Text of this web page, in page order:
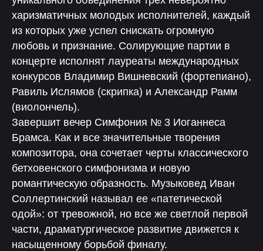
харизматичных молодых исполнителей, каждый
из которых уже успел снискать огромную
любовь и признание. Солирующие партии в
концерте исполнят лауреаты международных
конкурсов Владимир Вишневский (фортепиано),
Равиль Ислямов (скрипка) и Александр Рамм
(виолончель).
Завершит вечер Симфония № 3 Иоганнеса
Брамса. Как и все значительные творения
композитора, она сочетает черты классического
бетховенского симфонизма и новую
романтическую образность. Музыковед Иван
Соллертинский называл ее «патетической
одой»: от тревожной, но все же светлой первой
части, драматургическое развитие движется к
насыщенному борьбой финалу.